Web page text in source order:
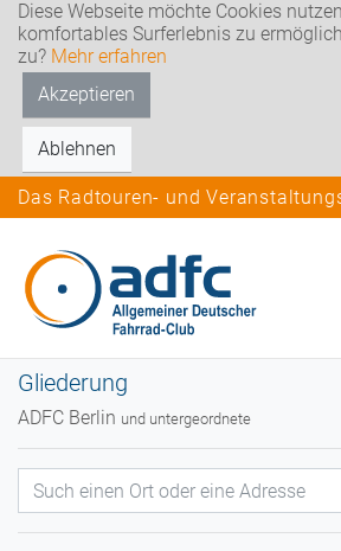
Diese Webseite möchte Cookies
komfortables Surferlebnis zu
zu? Mehr erfahren
Akzeptieren
Ablehnen
Das Radtouren- und
Gliederung
ADFC Berlin und untergeordnete